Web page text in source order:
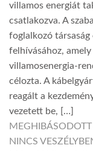
villamos energiát
csatlakozva. A
foglalkozó
felhívásához,
villamosenergia-
célozta. A
reagált a
vezetett be, […]
NINCS